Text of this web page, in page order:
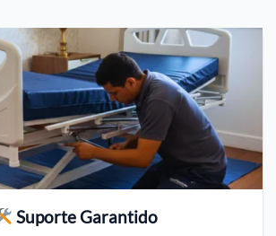
Suporte Garantido